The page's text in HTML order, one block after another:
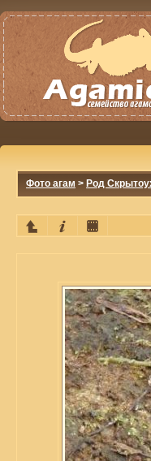
Фото агам > Род